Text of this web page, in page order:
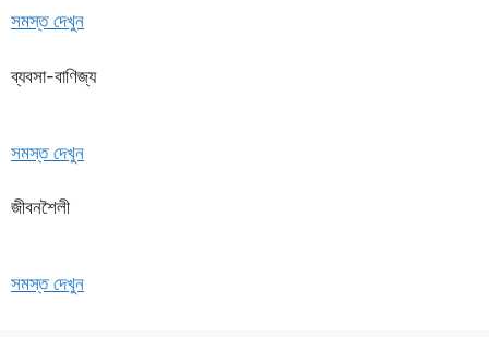
সমস্ত দেখুন
ব্যবসা-বাণিজ্য
সমস্ত দেখুন
জীবনশৈলী
সমস্ত দেখুন